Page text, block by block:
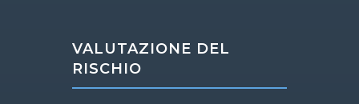
VALUTAZIONE DEL
RISCHIO